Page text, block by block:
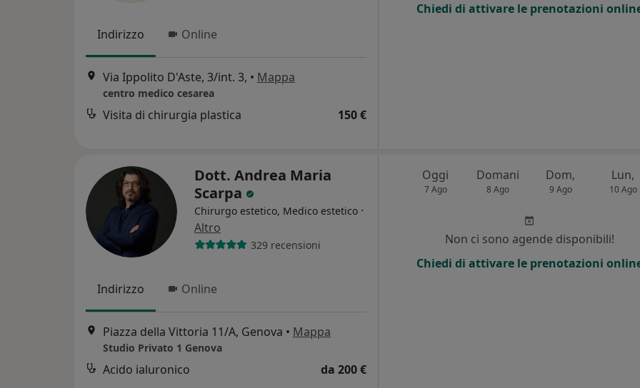
Indirizzo Online
Via Ippolito D'Aste, 3/int. 3, • Mappa
centro medico cesarea
Visita di chirurgia plastica 150 €
Chiedi di attivare le prenotazioni
Dott. Andrea Maria
Scarpa
Chirurgo estetico, Medico estetico ·
Altro
329 recensioni
Indirizzo Online
Piazza della Vittoria 11/A, Genova • Mappa
Studio Privato 1 Genova
Acido ialuronico da 200 €
Oggi
7 Ago
Domani
8 Ago
Dom,
9 Ago
Lun,
10 Ago
Non ci sono agende disponibili!
Chiedi di attivare le prenotazioni